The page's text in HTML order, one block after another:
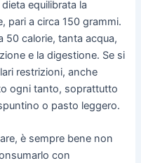
equilibrata la
pari a circa 150 grammi.
50 calorie, tanta acqua,
e la digestione. Se si
restrizioni, anche
ogni tanto, soprattutto
o pasto leggero.
è sempre bene non
con